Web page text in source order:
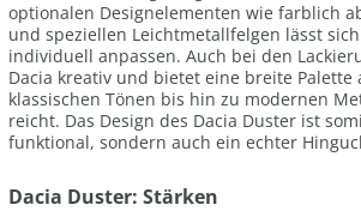
optionalen Designelementen wie farblich
und speziellen Leichtmetallfelgen lässt
individuell anpassen. Auch bei den
Dacia kreativ und bietet eine breite Palette
klassischen Tönen bis hin zu modernen
reicht. Das Design des Dacia Duster ist
funktional, sondern auch ein echter
Dacia Duster: Stärken